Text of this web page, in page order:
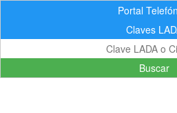
Portal
Claves
Buscar